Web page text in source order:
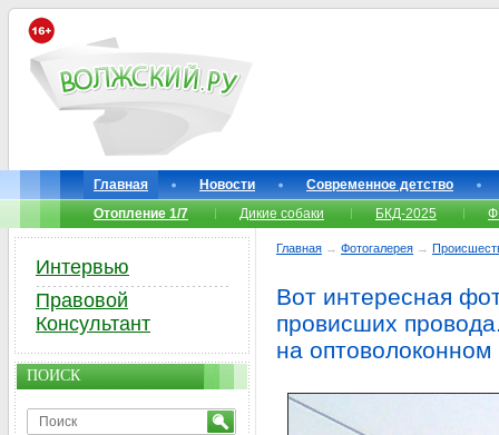
Главная Новости
Современное детство
Отопление 1/7
Дикие собаки БКД-2025
Главная → Фотогалерея →
Вот интересная
провисших
на оптоволоконном
Интервью
Правовой
Консультант
ПОИСК